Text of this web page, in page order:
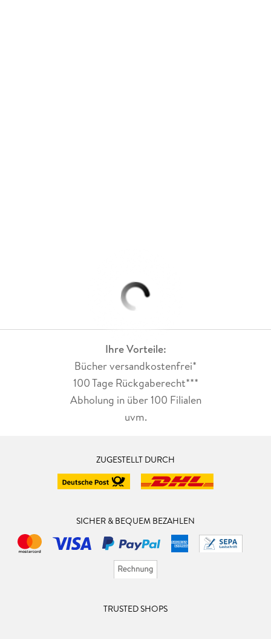
Ihre Vorteile:
Bücher versandkostenfrei*
100 Tage Rückgaberecht***
Abholung in über 100 Filialen
uvm.
ZUGESTELLT DURCH
SICHER & BEQUEM BEZAHLEN
TRUSTED SHOPS